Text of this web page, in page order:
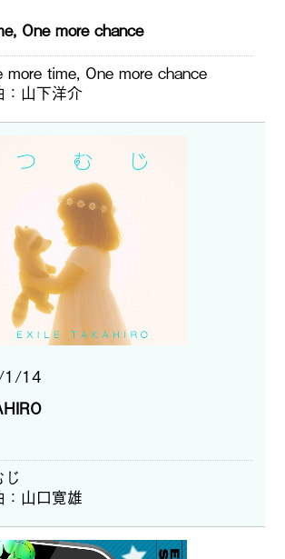
One more chance
more time, One more chance
山下洋介
14
山口寛雄